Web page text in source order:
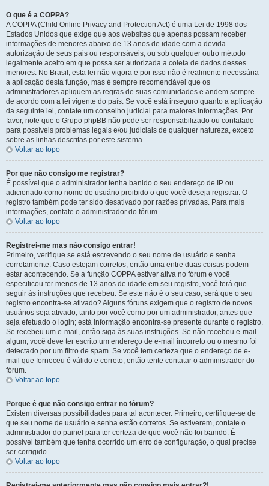
O que é a COPPA?
A COPPA (Child Online Privacy and Protection Act) é uma Lei de 1998 dos
Estados Unidos que exige que aos websites que apenas possam receber
informações de menores abaixo de 13 anos de idade com a devida
autorização de seus pais ou responsáveis, ou sob qualquer outro método
legalmente aceito em que possa ser autorizada a coleta de dados desses
menores. No Brasil, esta lei não vigora e por isso não é realmente necessária
a aplicação desta função, mas é sempre recomendável que os
administradores apliquem as regras de suas comunidades e andem sempre
de acordo com a lei vigente do país. Se você está inseguro quanto a aplicação
da seguinte lei, contate um conselho judicial para maiores informações. Por
favor, note que o Grupo phpBB não pode ser responsabilizado ou contatado
para possíveis problemas legais e/ou judiciais de qualquer natureza, exceto
sobre as linhas descritas por este sistema.
Voltar ao topo
Por que não consigo me registrar?
É possível que o administrador tenha banido o seu endereço de IP ou
adicionado como nome de usuário proibido o que você deseja registrar. O
registro também pode ter sido desativado por razões privadas. Para mais
informações, contate o administrador do fórum.
Voltar ao topo
Registrei-me mas não consigo entrar!
Primeiro, verifique se está escrevendo o seu nome de usuário e senha
corretamente. Caso estejam corretos, então uma entre duas coisas podem
estar acontecendo. Se a função COPPA estiver ativa no fórum e você
especificou ter menos de 13 anos de idade em seu registro, você terá que
seguir às instruções que recebeu. Se este não é o seu caso, será que o seu
registro encontra-se ativado? Alguns fóruns exigem que o registro de novos
usuários seja ativado, tanto por você como por um administrador, antes que
seja efetuado o login; está informação encontra-se presente durante o registro.
Se recebeu um e-mail, então siga às suas instruções. Se não recebeu e-mail
algum, você deve ter escrito um endereço de e-mail incorreto ou o mesmo foi
detectado por um filtro de spam. Se você tem certeza que o endereço de e-
mail que forneceu é válido e correto, então tente contatar o administrador do
fórum.
Voltar ao topo
Porque é que não consigo entrar no fórum?
Existem diversas possibilidades para tal acontecer. Primeiro, certifique-se de
que seu nome de usuário e senha estão corretos. Se estiverem, contate o
administrador do painel para ter certeza de que você não foi banido. É
possível também que tenha ocorrido um erro de configuração, o qual precise
ser corrigido.
Voltar ao topo